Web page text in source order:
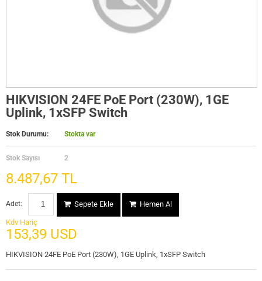
HIKVISION 24FE PoE Port (230W), 1GE
Uplink, 1xSFP Switch
Stok Durumu: Stokta var
Stok Sayısı 2
8.487,67 TL
Adet: Sepete Ekle Hemen Al
Kdv Hariç
153,39 USD
HIKVISION 24FE PoE Port (230W), 1GE Uplink, 1xSFP Switch